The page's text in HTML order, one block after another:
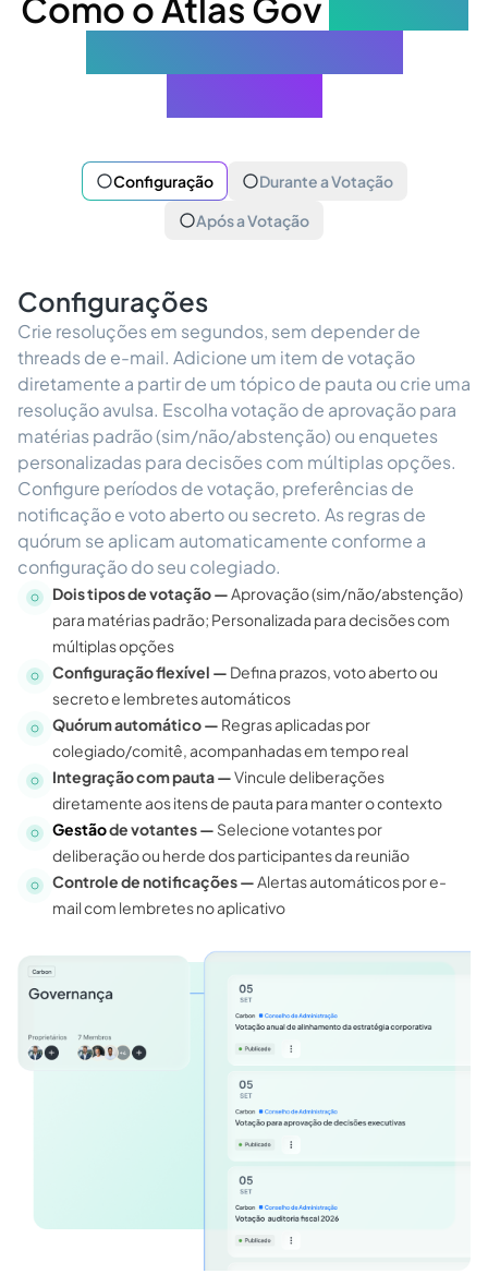
Configuração
Durante a Votação
Após a Votação
Configurações
Crie resoluções em segundos, sem depender de
threads de e-mail. Adicione um item de votação
diretamente a partir de um tópico de pauta ou crie uma
resolução avulsa. Escolha votação de aprovação para
matérias padrão (sim/não/abstenção) ou enquetes
personalizadas para decisões com múltiplas opções.
Configure períodos de votação, preferências de
notificação e voto aberto ou secreto. As regras de
quórum se aplicam automaticamente conforme a
configuração do seu colegiado.
Dois tipos de votação —Aprovação (sim/não/abstenção)
para matérias padrão; Personalizada para decisões com
múltiplas opções
Configuração flexível — Defina prazos, voto aberto ou
secreto e lembretes automáticos
Quórum automático — Regras aplicadas por
colegiado/comitê, acompanhadas em tempo real
Integração com pauta —Vincule deliberações
diretamente aos itens de pauta para manter o contexto
Gestãode votantes — Selecione votantes por
deliberação ou herde dos participantes da reunião
Controle de notificações —Alertas automáticos por e-
mail com lembretes no aplicativo